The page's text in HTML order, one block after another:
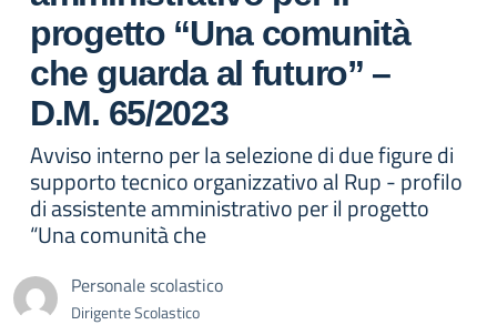
progetto “Una comunità
che guarda al futuro” –
D.M. 65/2023
Avviso interno per la selezione di due figure di
supporto tecnico organizzativo al Rup - profilo
di assistente amministrativo per il progetto
“Una comunità che
Personale scolastico
Dirigente Scolastico